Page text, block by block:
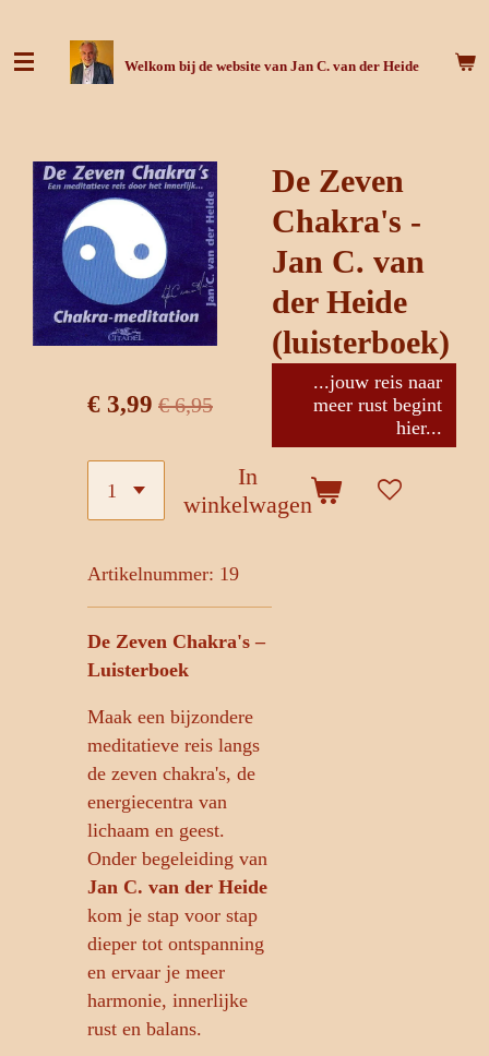
direct
Welkom bij de website van Jan C. van der Heide
De Zeven
Chakra's -
Jan C. van
der Heide
(luisterboek)
...jouw reis naar
meer rust begint
hier...
€ 3,99 € 6,95
In
winkelwagen
Artikelnummer: 19
De Zeven Chakra's –
Luisterboek
Maak een bijzondere
meditatieve reis langs
de zeven chakra's, de
energiecentra van
lichaam en geest.
Onder begeleiding van
Jan C. van der Heide
kom je stap voor stap
dieper tot ontspanning
en ervaar je meer
harmonie, innerlijke
rust en balans.